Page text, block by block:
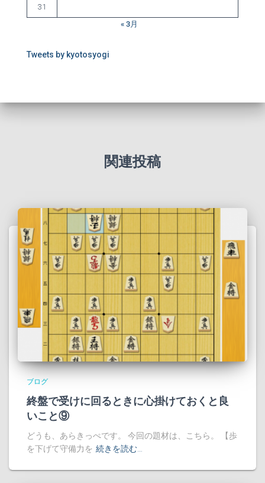
31
« 3月
Tweets by kyotosyogi
関連投稿
ブログ
終盤で受けに回るときに心掛けておくと良
いこと⑨
どうも、あらきっぺです。 今回の題材は、こちら。 【歩
を下げて守備力を 続きを読む…